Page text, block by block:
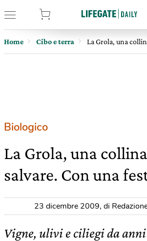
Home Cibo e terra La Grola, una
Biologico
La Grola, una
salvare. Con una
23 dicembre 2009, di
Vigne, ulivi e ciliegi da